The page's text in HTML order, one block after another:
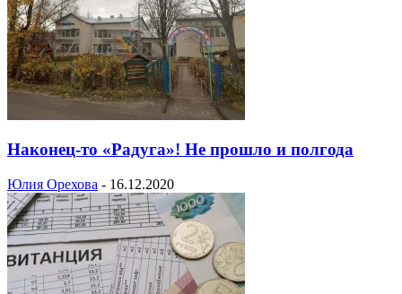
Наконец-то «Радуга»! Не прошло и полгода
Юлия Орехова - 16.12.2020